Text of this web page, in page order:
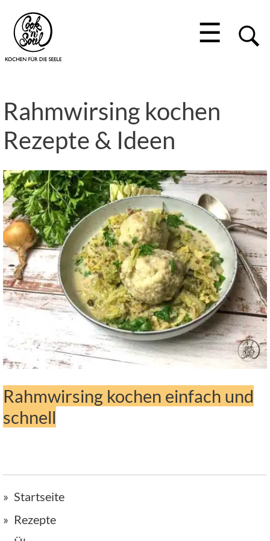
☰
Rahmwirsing kochen
Rezepte & Ideen
Rahmwirsing kochen einfach und
schnell
Startseite
Rezepte